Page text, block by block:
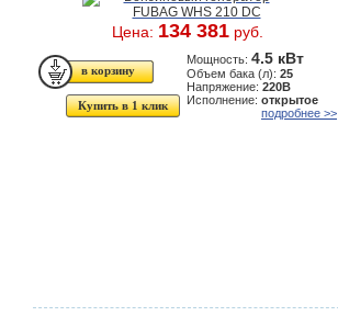
Цена: 134 381 руб.
Купить в 1 клик
Мощность: 4.5 кВт
Объем бака (л): 25
Напряжение: 220В
Исполнение: открытое
подробнее >>